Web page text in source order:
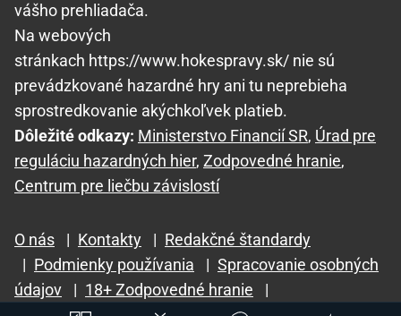
vášho prehliadača.
Na webových
stránkach https://www.hokespravy.sk/ nie sú
prevádzkované hazardné hry ani tu neprebieha
sprostredkovanie akýchkoľvek platieb.
Dôležité odkazy: Ministerstvo Financií SR, Úrad pre
reguláciu hazardných hier, Zodpovedné hranie,
Centrum pre liečbu závislostí
O nás | Kontakty | Redakčné štandardy
| Podmienky používania | Spracovanie osobných
údajov
| 18+ Zodpovedné hranie
|